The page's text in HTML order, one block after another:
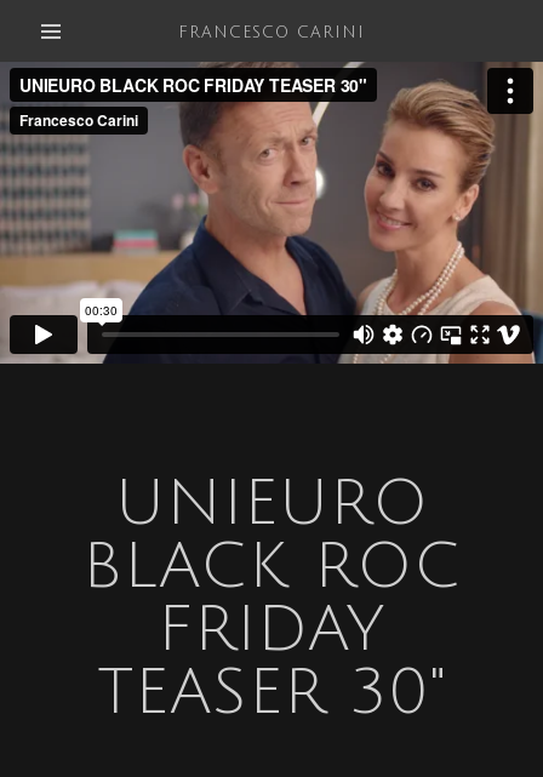
FRANCESCO CARINI
UNIEURO
BLACK ROC
FRIDAY
TEASER 30"